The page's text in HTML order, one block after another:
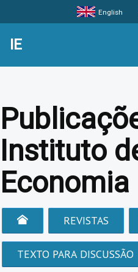
English
IE
Instituto
Economia
REVISTAS
TEXTO PARA DISCUSSÃO